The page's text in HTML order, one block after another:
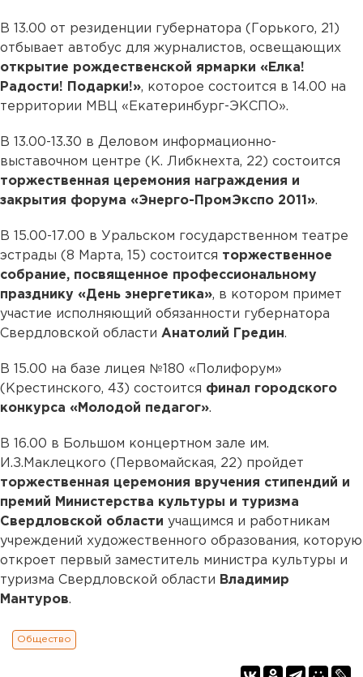
В 13.00 от резиденции губернатора (Горького, 21)
отбывает автобус для журналистов, освещающих
открытие рождественской ярмарки «Елка!
Радости! Подарки!», которое состоится в 14.00 на
территории МВЦ «Екатеринбург-ЭКСПО».
В 13.00-13.30 в Деловом информационно-
выставочном центре (К. Либкнехта, 22) состоится
торжественная церемония награждения и
закрытия форума «Энерго-ПромЭкспо 2011».
В 15.00-17.00 в Уральском государственном театре
эстрады (8 Марта, 15) состоится торжественное
собрание, посвященное профессиональному
празднику «День энергетика», в котором примет
участие исполняющий обязанности губернатора
Свердловской области Анатолий Гредин.
В 15.00 на базе лицея №180 «Полифорум»
(Крестинского, 43) состоится финал городского
конкурса «Молодой педагог».
В 16.00 в Большом концертном зале им.
И.З.Маклецкого (Первомайская, 22) пройдет
торжественная церемония вручения стипендий и
премий Министерства культуры и туризма
Свердловской области учащимся и работникам
учреждений художественного образования, которую
откроет первый заместитель министра культуры и
туризма Свердловской области Владимир
Мантуров.
Общество